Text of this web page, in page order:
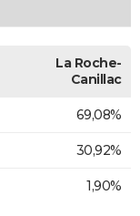
La Roche-
Canillac
69,08%
30,92%
1,90%